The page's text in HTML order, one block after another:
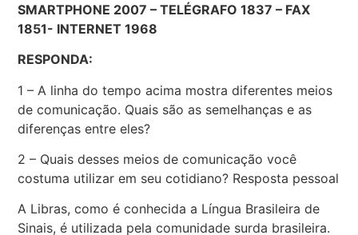
SMARTPHONE 2007 – TELÉGRAFO 1837 – FAX
1851- INTERNET 1968
RESPONDA:
1 – A linha do tempo acima mostra diferentes meios
de comunicação. Quais são as semelhanças e as
diferenças entre eles?
2 – Quais desses meios de comunicação você
costuma utilizar em seu cotidiano? Resposta pessoal
A Libras, como é conhecida a Língua Brasileira de
Sinais, é utilizada pela comunidade surda brasileira.